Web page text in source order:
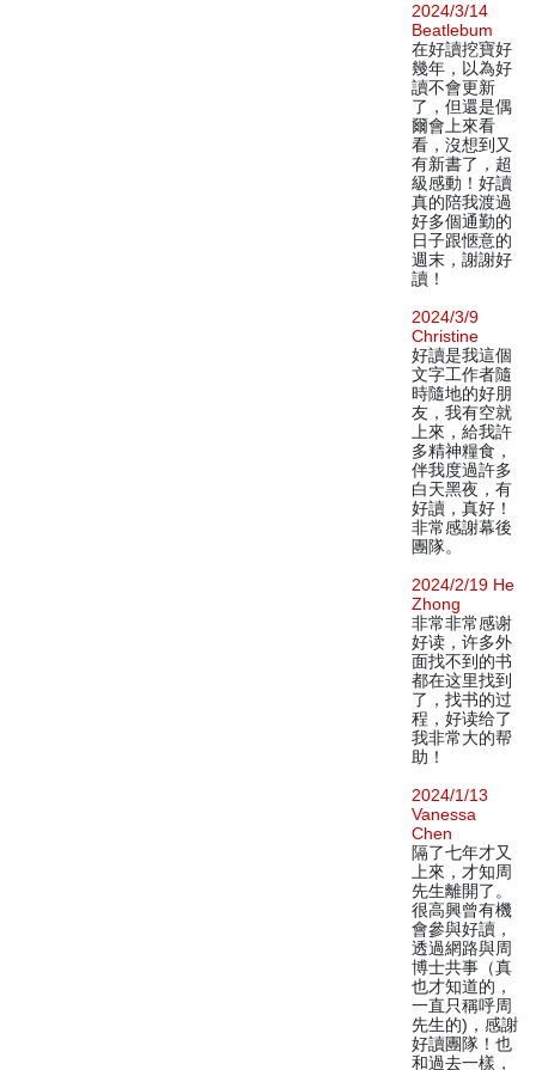
2024/3/14
Beatlebum
在好讀挖寶好
幾年，以為好
讀不會更新
了，但還是偶
爾會上來看
看，沒想到又
有新書了，超
級感動！好讀
真的陪我渡過
好多個通勤的
日子跟愜意的
週末，謝謝好
讀！
2024/3/9
Christine
好讀是我這個
文字工作者隨
時隨地的好朋
友，我有空就
上來，給我許
多精神糧食，
伴我度過許多
白天黑夜，有
好讀，真好！
非常感謝幕後
團隊。
2024/2/19 He
Zhong
非常非常感谢
好读，许多外
面找不到的书
都在这里找到
了，找书的过
程，好读给了
我非常大的帮
助！
2024/1/13
Vanessa
Chen
隔了七年才又
上來，才知周
先生離開了。
很高興曾有機
會參與好讀，
透過網路與周
博士共事（真
也才知道的，
一直只稱呼周
先生的)，感謝
好讀團隊！也
和過去一樣，